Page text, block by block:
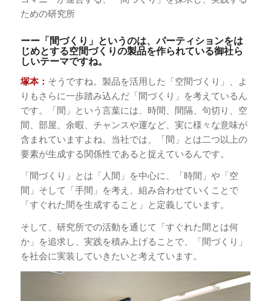
ための研究所
ーー「間づくり」というのは、パーティションをは
じめとする空間づくりの製品を作られている御社ら
しいテーマですね。
塚本： そうですね。製品を活用した「空間づくり」、よ
りもさらに一歩踏み込んだ「間づくり」を考えているん
です。「間」という言葉には、時間、間隔、句切り、空
間、部屋、余暇、チャンスや運など、実に様々な意味が
含まれていますよね。当社では、「間」とは二つ以上の
要素が生成する関係性であると捉えているんです。
「間づくり」とは「人間」を中心に、「時間」や「空
間」そして「手間」を考え、組み合わせていくことで
「すぐれた間を生成すること」と定義しています。
そして、研究所での活動を通じて「すぐれた間とは何
か」を追求し、実践を積み上げることで、「間づくり」
を社会に実装していきたいと考えています。